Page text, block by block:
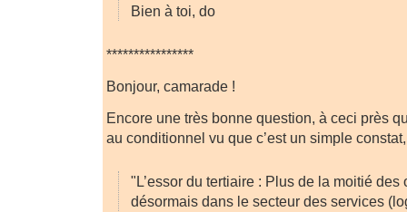
Bien à toi, do
****************
Bonjour, camarade !
Encore une très bonne question, à ceci près
au conditionnel vu que c’est un simple
"L’essor du tertiaire : Plus de la moitié
désormais dans le secteur des services